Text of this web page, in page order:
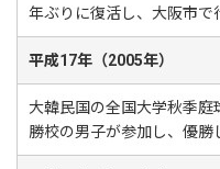
年ぶりに復活し、大阪市で
平成17年（2005年）
大韓民国の全国大学秋季
勝校の男子が参加し、優勝